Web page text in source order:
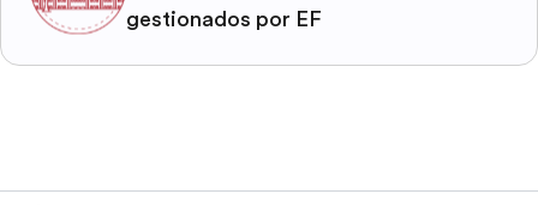
gestionados por EF